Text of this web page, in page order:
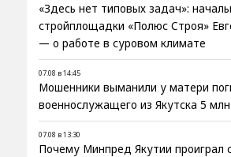
«Здесь нет типовых задач»:
стройплощадки «Полюс Строя»
— о работе в суровом климате
07.08 в 14:45
Мошенники выманили у матери
военнослужащего из Якутска 5
07.08 в 13:30
Почему Минпред Якутии проиграл